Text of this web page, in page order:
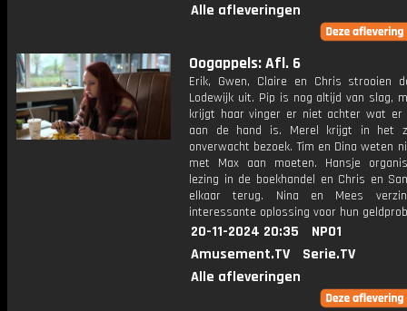
Alle afleveringen
Oogappels: Afl. 6
Erik, Gwen, Claire en Chris strooien
Lodewijk uit. Pip is nog altijd van slag,
krijgt haar vinger er niet achter wat er
aan de hand is. Merel krijgt in het
onverwacht bezoek. Tim en Dina weten
met Max aan moeten. Hansje
lezing in de boekhandel en Chris en
elkaar terug. Nina en Mees
interessante oplossing voor hun
20-11-2024 20:35
NPO1
Amusement.TV
Serie.TV
Alle afleveringen